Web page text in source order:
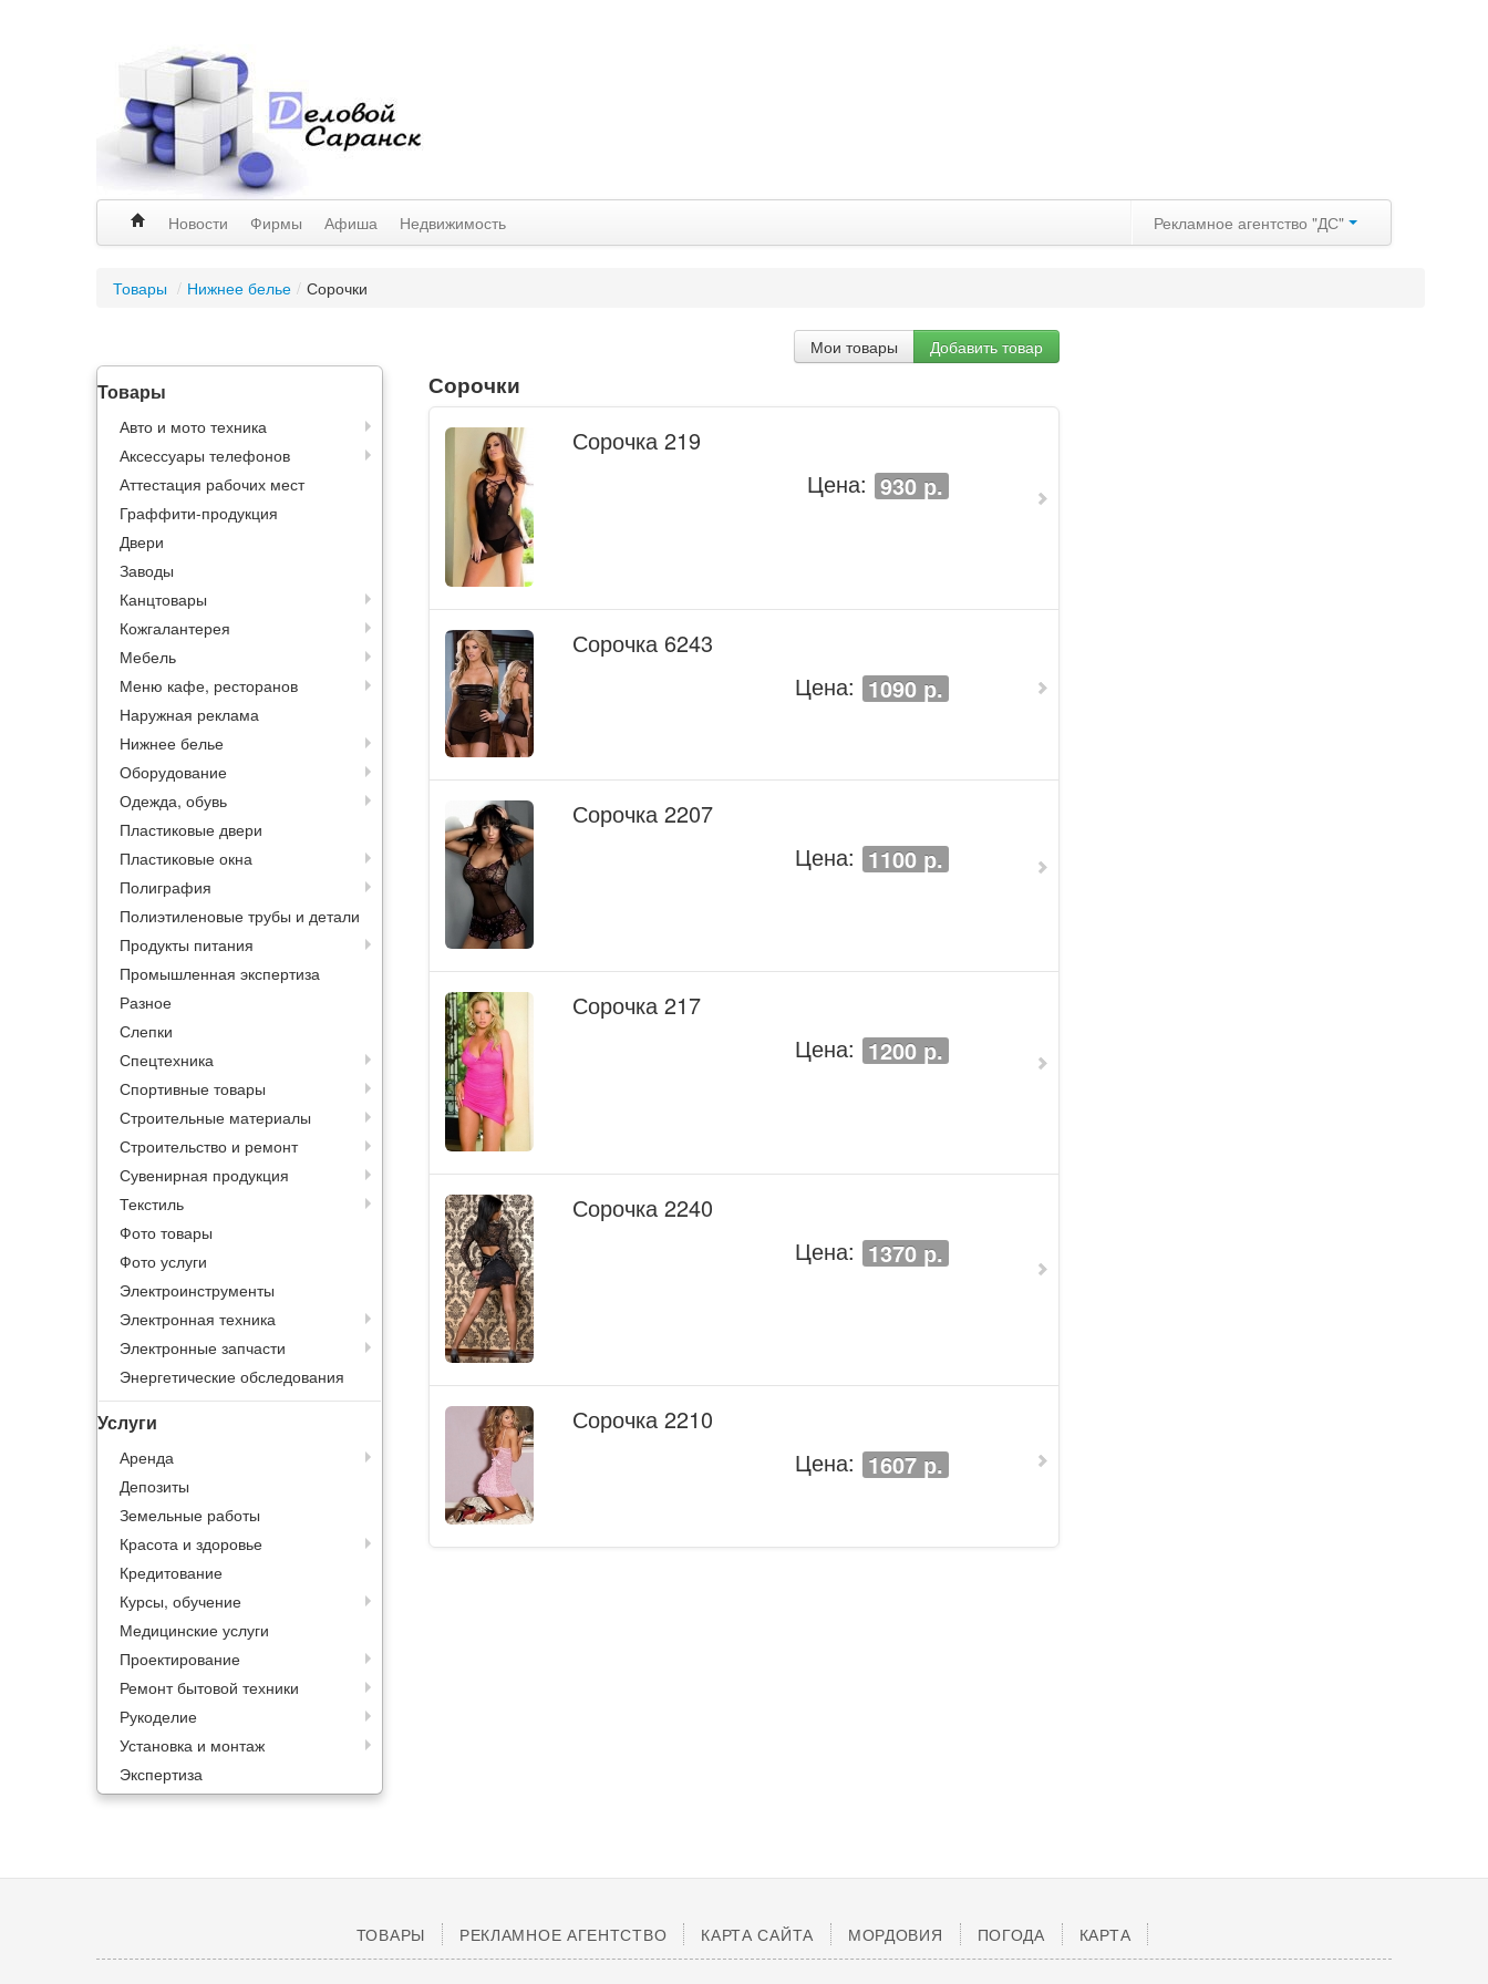
Новости Фирмы Афиша Недвижимость Рекламное агентство "ДС"
Товары / Нижнее белье / Сорочки
Мои товары Добавить товар
Товары
Авто и мото техника
Аксессуары телефонов
Аттестация рабочих мест
Граффити-продукция
Двери
Заводы
Канцтовары
Кожгалантерея
Мебель
Меню кафе, ресторанов
Наружная реклама
Нижнее белье
Оборудование
Одежда, обувь
Пластиковые двери
Пластиковые окна
Полиграфия
Полиэтиленовые трубы и детали
Продукты питания
Промышленная экспертиза
Разное
Слепки
Спецтехника
Спортивные товары
Строительные материалы
Строительство и ремонт
Сувенирная продукция
Текстиль
Фото товары
Фото услуги
Электроинструменты
Электронная техника
Электронные запчасти
Энергетические обследования
Услуги
Аренда
Депозиты
Земельные работы
Красота и здоровье
Кредитование
Курсы, обучение
Медицинские услуги
Проектирование
Ремонт бытовой техники
Рукоделие
Установка и монтаж
Экспертиза
Сорочки
Сорочка 219
Цена: 930 р.
Сорочка 6243
Цена: 1090 р.
Сорочка 2207
Цена: 1100 р.
Сорочка 217
Цена: 1200 р.
Сорочка 2240
Цена: 1370 р.
Сорочка 2210
Цена: 1607 р.
ТОВАРЫ РЕКЛАМНОЕ АГЕНТСТВО КАРТА САЙТА МОРДОВИЯ ПОГОДА КАРТА